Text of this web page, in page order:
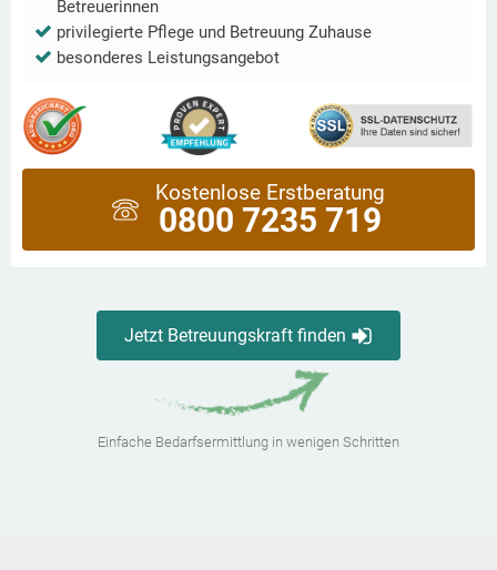
Betreuerinnen
privilegierte Pflege und Betreuung Zuhause
besonderes Leistungsangebot
Kostenlose Erstberatung
0800 7235 719
Jetzt Betreuungskraft finden
Einfache Bedarfsermittlung in wenigen Schritten